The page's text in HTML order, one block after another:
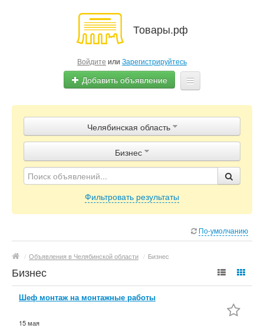
Товары.рф
Войдите или Зарегистрируйтесь
Добавить объявление
Объявления
Магазины
Контакты
Челябинская область
Бизнес
Фильтровать результаты
По-умолчанию
/ Объявления в Челябинской области / Бизнес
Бизнес
Шеф монтаж на монтажные работы
15 мая